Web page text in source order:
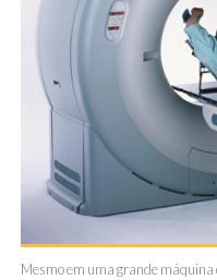
Mesmo em uma grande